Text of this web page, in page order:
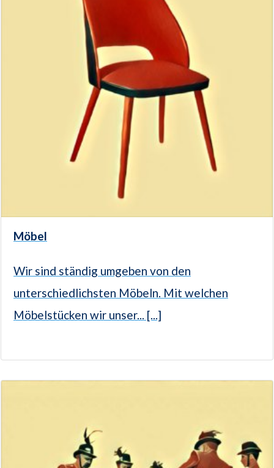
Möbel
Wir sind ständig umgeben von den
unterschiedlichsten Möbeln. Mit welchen
Möbelstücken wir unser... [...]